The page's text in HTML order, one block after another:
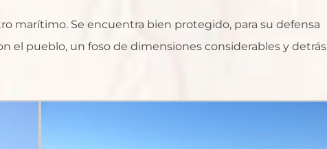
marítimo. Se encuentra bien protegido, para su defensa
el pueblo, un foso de dimensiones considerables y detrás